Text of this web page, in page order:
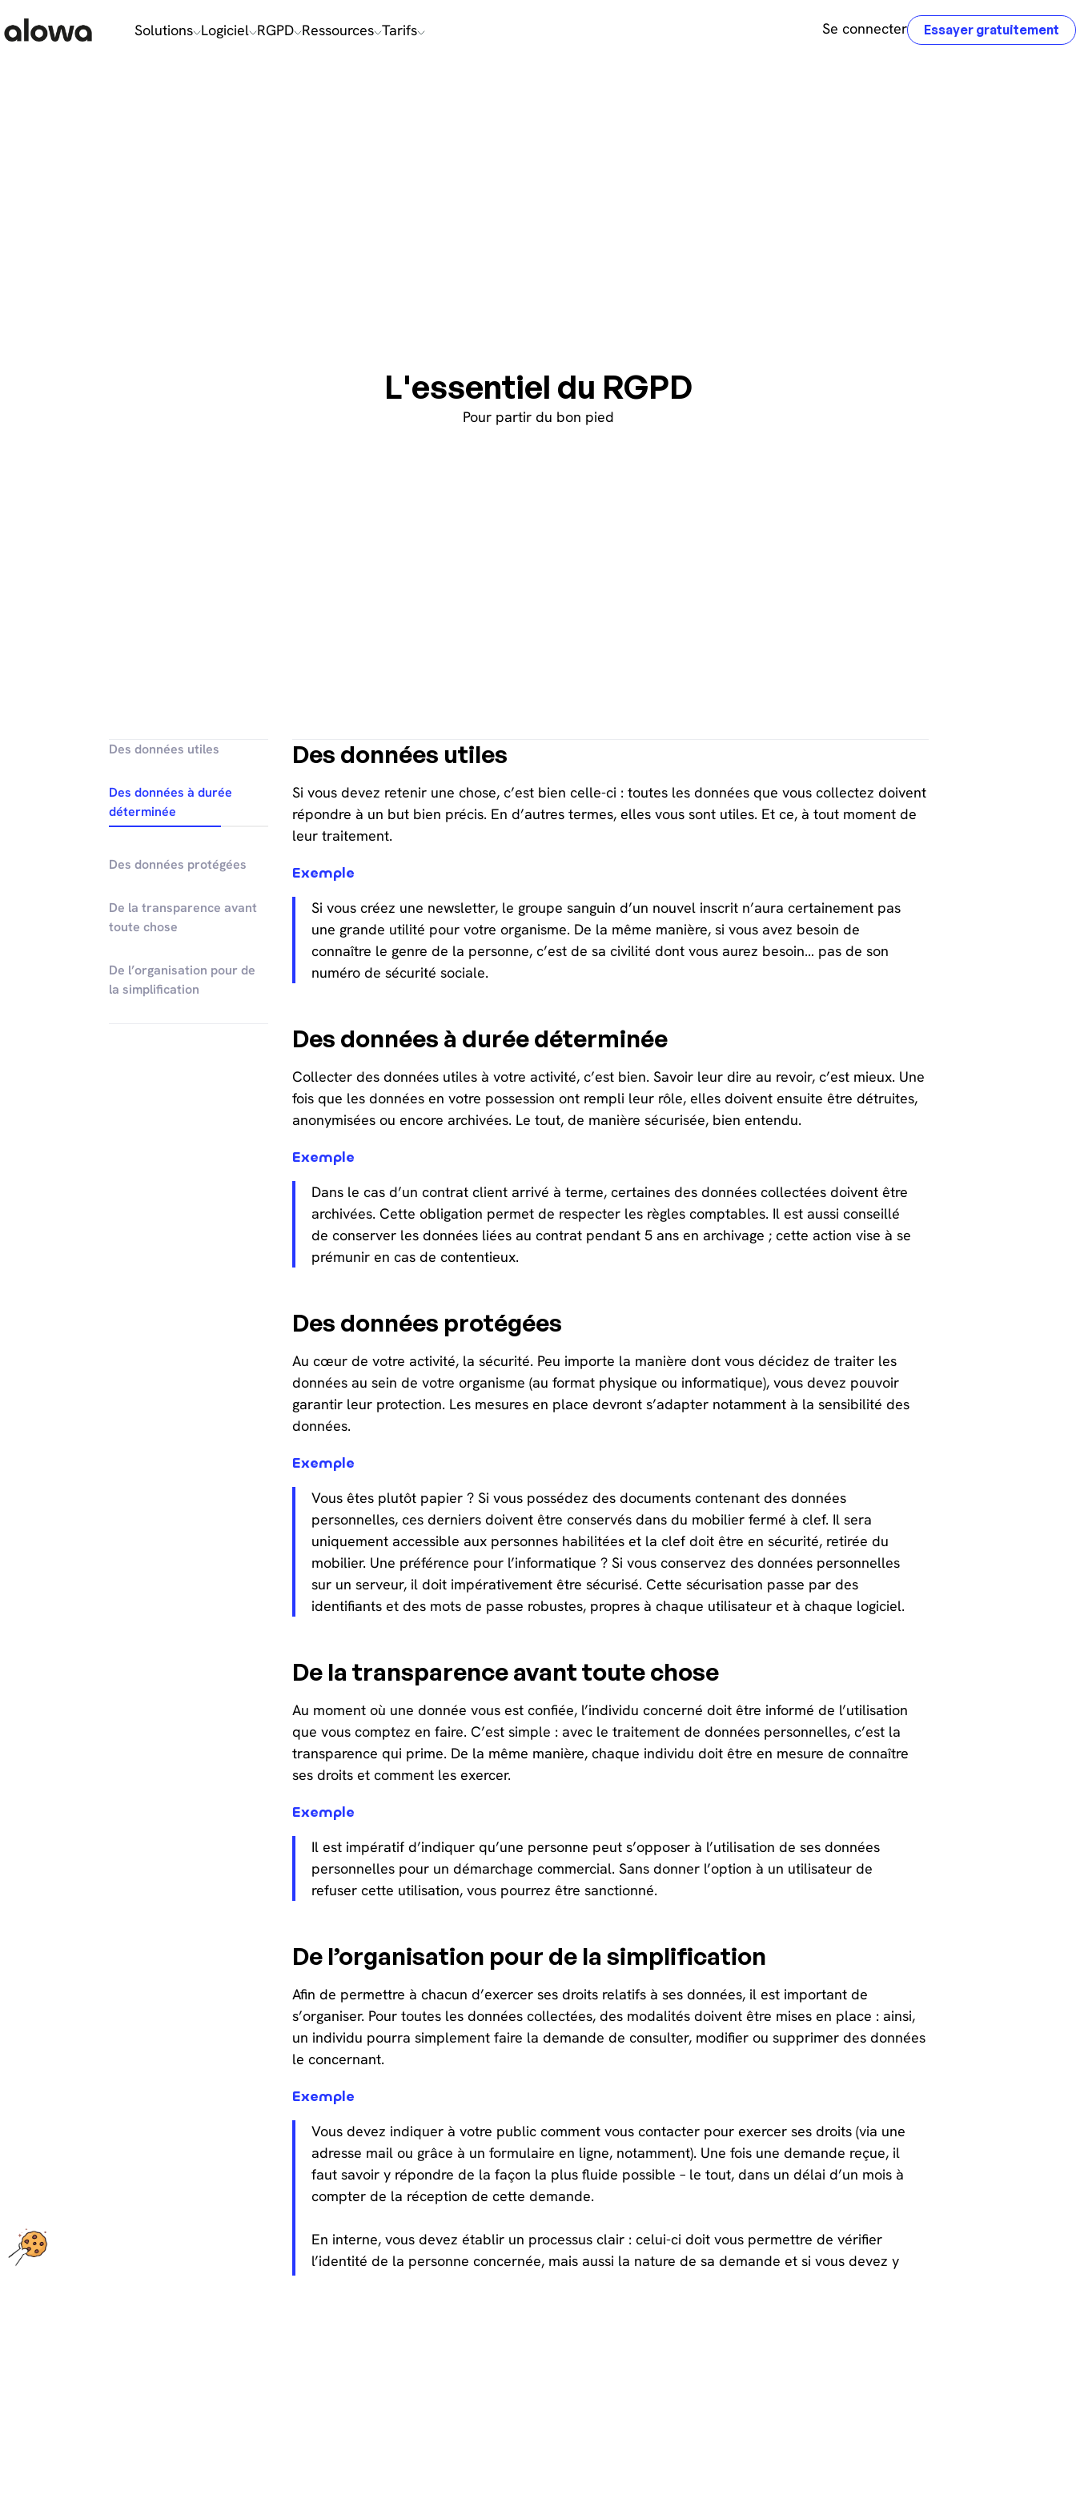
Solutions Logiciel RGPD Ressources Tarifs Se connecter Essayer gratuitement
L'essentiel du RGPD
Pour partir du bon pied
Des données utiles
Des données à durée
déterminée
Des données protégées
De la transparence avant
toute chose
De l’organisation pour de
la simplification
Des données utiles
Si vous devez retenir une chose, c’est bien celle-ci : toutes les données que vous collectez doivent
répondre à un but bien précis. En d’autres termes, elles vous sont utiles. Et ce, à tout moment de
leur traitement.
Exemple
Si vous créez une newsletter, le groupe sanguin d’un nouvel inscrit n’aura certainement pas
une grande utilité pour votre organisme. De la même manière, si vous avez besoin de
connaître le genre de la personne, c’est de sa civilité dont vous aurez besoin… pas de son
numéro de sécurité sociale.
Des données à durée déterminée
Collecter des données utiles à votre activité, c’est bien. Savoir leur dire au revoir, c’est mieux. Une
fois que les données en votre possession ont rempli leur rôle, elles doivent ensuite être détruites,
anonymisées ou encore archivées. Le tout, de manière sécurisée, bien entendu.
Exemple
Dans le cas d’un contrat client arrivé à terme, certaines des données collectées doivent être
archivées. Cette obligation permet de respecter les règles comptables. Il est aussi conseillé
de conserver les données liées au contrat pendant 5 ans en archivage ; cette action vise à se
prémunir en cas de contentieux.
Des données protégées
Au cœur de votre activité, la sécurité. Peu importe la manière dont vous décidez de traiter les
données au sein de votre organisme (au format physique ou informatique), vous devez pouvoir
garantir leur protection. Les mesures en place devront s’adapter notamment à la sensibilité des
données.
Exemple
Vous êtes plutôt papier ? Si vous possédez des documents contenant des données
personnelles, ces derniers doivent être conservés dans du mobilier fermé à clef. Il sera
uniquement accessible aux personnes habilitées et la clef doit être en sécurité, retirée du
mobilier. Une préférence pour l’informatique ? Si vous conservez des données personnelles
sur un serveur, il doit impérativement être sécurisé. Cette sécurisation passe par des
identifiants et des mots de passe robustes, propres à chaque utilisateur et à chaque logiciel.
De la transparence avant toute chose
Au moment où une donnée vous est confiée, l’individu concerné doit être informé de l’utilisation
que vous comptez en faire. C’est simple : avec le traitement de données personnelles, c’est la
transparence qui prime. De la même manière, chaque individu doit être en mesure de connaître
ses droits et comment les exercer.
Exemple
Il est impératif d’indiquer qu’une personne peut s’opposer à l’utilisation de ses données
personnelles pour un démarchage commercial. Sans donner l’option à un utilisateur de
refuser cette utilisation, vous pourrez être sanctionné.
De l’organisation pour de la simplification
Afin de permettre à chacun d’exercer ses droits relatifs à ses données, il est important de
s’organiser. Pour toutes les données collectées, des modalités doivent être mises en place : ainsi,
un individu pourra simplement faire la demande de consulter, modifier ou supprimer des données
le concernant.
Exemple
Vous devez indiquer à votre public comment vous contacter pour exercer ses droits (via une
adresse mail ou grâce à un formulaire en ligne, notamment). Une fois une demande reçue, il
faut savoir y répondre de la façon la plus fluide possible – le tout, dans un délai d’un mois à
compter de la réception de cette demande.
En interne, vous devez établir un processus clair : celui-ci doit vous permettre de vérifier
l’identité de la personne concernée, mais aussi la nature de sa demande et si vous devez y